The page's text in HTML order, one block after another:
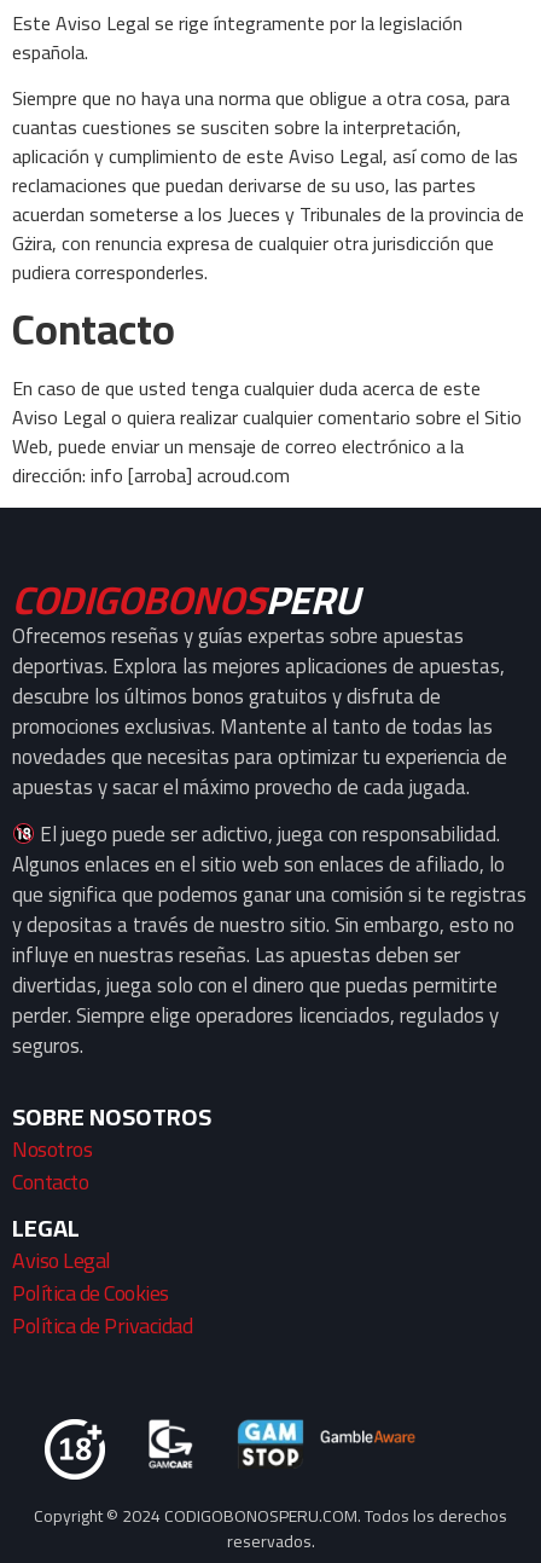
Este Aviso Legal se rige íntegramente por la legislación
española.
Siempre que no haya una norma que obligue a otra cosa, para
cuantas cuestiones se susciten sobre la interpretación,
aplicación y cumplimiento de este Aviso Legal, así como de las
reclamaciones que puedan derivarse de su uso, las partes
acuerdan someterse a los Jueces y Tribunales de la provincia de
Gżira, con renuncia expresa de cualquier otra jurisdicción que
pudiera corresponderles.
Contacto
En caso de que usted tenga cualquier duda acerca de este
Aviso Legal o quiera realizar cualquier comentario sobre el Sitio
Web, puede enviar un mensaje de correo electrónico a la
dirección: info [arroba] acroud.com
CODIGOBONOSPERU
Ofrecemos reseñas y guías expertas sobre apuestas
deportivas. Explora las mejores aplicaciones de apuestas,
descubre los últimos bonos gratuitos y disfruta de
promociones exclusivas. Mantente al tanto de todas las
novedades que necesitas para optimizar tu experiencia de
apuestas y sacar el máximo provecho de cada jugada.
El juego puede ser adictivo, juega con responsabilidad.
Algunos enlaces en el sitio web son enlaces de afiliado, lo
que significa que podemos ganar una comisión si te registras
y depositas a través de nuestro sitio. Sin embargo, esto no
influye en nuestras reseñas. Las apuestas deben ser
divertidas, juega solo con el dinero que puedas permitirte
perder. Siempre elige operadores licenciados, regulados y
seguros.
SOBRE NOSOTROS
Nosotros
Contacto
LEGAL
Aviso Legal
Política de Cookies
Política de Privacidad
Copyright © 2024 CODIGOBONOSPERU.COM. Todos los derechos
reservados.